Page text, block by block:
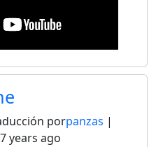
porpanzas |
years ago